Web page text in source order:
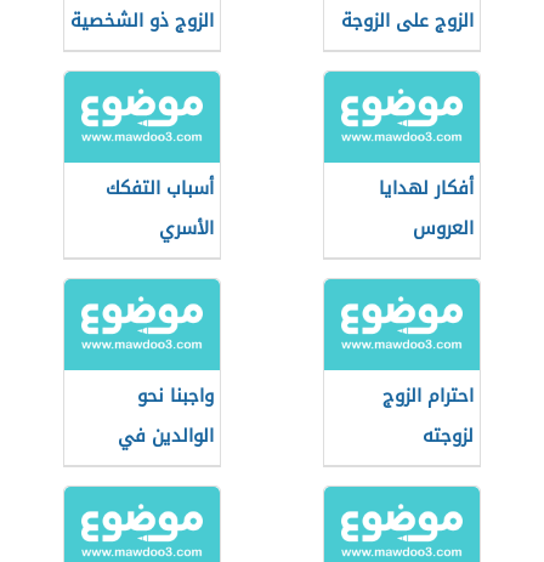
الزوج على الزوجة
الزوج ذو الشخصية
النرجسية
أفكار لهدايا
العروس
أسباب التفكك
الأسري
احترام الزوج
لزوجته
واجبنا نحو
الوالدين في
مرحلة الشيخوخة